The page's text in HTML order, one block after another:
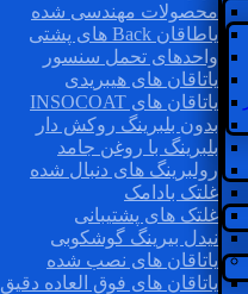
محصولات مهندسی شده
یاطاقان Back های پشتی
واحدهای تحمل سنسور
یاتاقان های هیبریدی
یاتاقان های INSOCOAT
بدون بلبرینگ روکش دار
بلبرینگ با روغن جامد
رولبرینگ های دنبال شده
غلتک بادامک
غلتک های پشتیبانی
نیدل بیرینگ گوشکوبی
یاتاقان های نصب شده
یاتاقان های فوق العاده دقیق